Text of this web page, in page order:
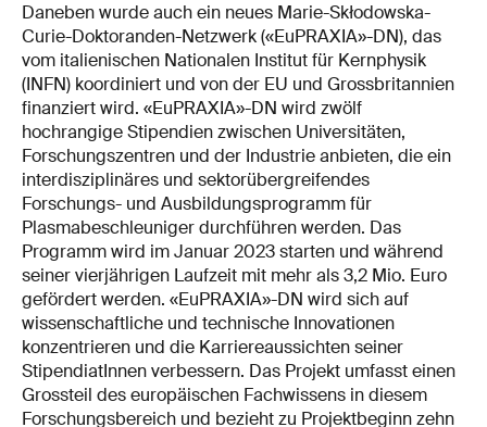
Daneben wurde auch ein neues Marie-Skłodowska-
Curie-Doktoranden-Netzwerk («EuPRAXIA»-DN), das
vom italienischen Nationalen Institut für Kernphysik
(INFN) koordiniert und von der EU und Grossbritannien
finanziert wird. «EuPRAXIA»-DN wird zwölf
hochrangige Stipendien zwischen Universitäten,
Forschungszentren und der Industrie anbieten, die ein
interdisziplinäres und sektorübergreifendes
Forschungs- und Ausbildungsprogramm für
Plasmabeschleuniger durchführen werden. Das
Programm wird im Januar 2023 starten und während
seiner vierjährigen Laufzeit mit mehr als 3,2 Mio. Euro
gefördert werden. «EuPRAXIA»-DN wird sich auf
wissenschaftliche und technische Innovationen
konzentrieren und die Karriereaussichten seiner
StipendiatInnen verbessern. Das Projekt umfasst einen
Grossteil des europäischen Fachwissens in diesem
Forschungsbereich und bezieht zu Projektbeginn zehn